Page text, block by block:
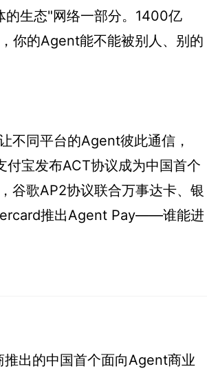
的生态"网络一部分。1400亿
你的Agent能不能被别人、别的
不同平台的Agent彼此通信，
宝发布ACT协议成为中国首个
谷歌AP2协议联合万事达卡、银
推出Agent Pay——谁能进
出的中国首个面向Agent商业